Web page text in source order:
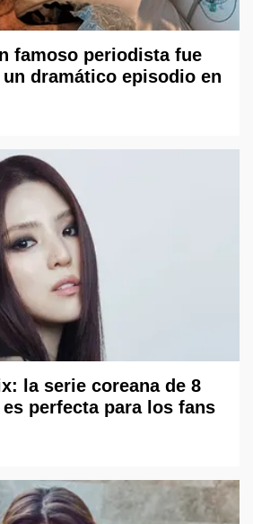
famoso periodista fue
dramático episodio en
la serie coreana de 8
perfecta para los fans